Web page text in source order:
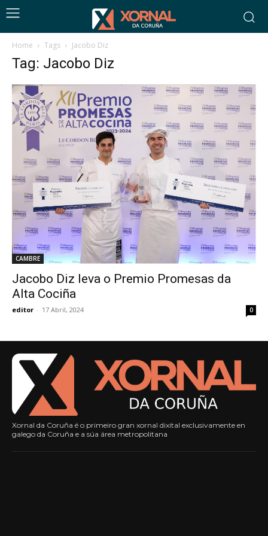
Home Tags Jacobo Diz
Tag: Jacobo Diz
CAMBRE
Jacobo Diz leva o Premio Promesas da
Alta Cociña
editor - 17 Abril, 2024 0
Xornal da Coruña é o primeiro gran xornal dixital exclusivamente en
galego da Coruña e a súa área metropolitana